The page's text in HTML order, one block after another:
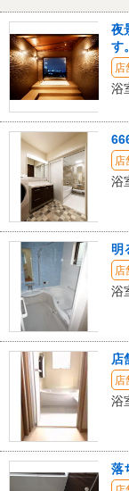
夜
す。
店
浴
店
浴
明
店
浴
店
店
浴
落